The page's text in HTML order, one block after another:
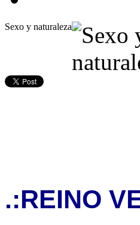
Sexo y naturaleza
.:REINO